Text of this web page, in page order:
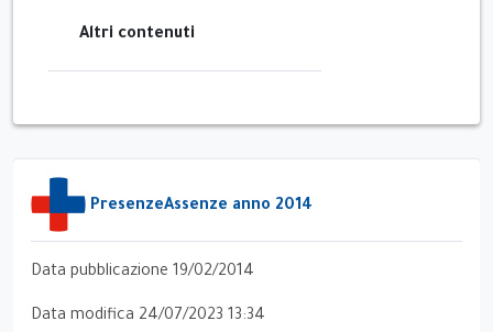
Altri contenuti
PresenzeAssenze anno 2014
Data pubblicazione 19/02/2014
Data modifica 24/07/2023 13:34